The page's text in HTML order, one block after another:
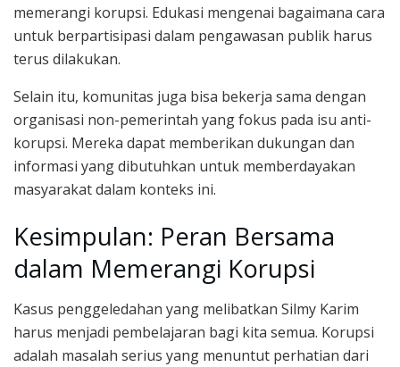
memerangi korupsi. Edukasi mengenai bagaimana cara
untuk berpartisipasi dalam pengawasan publik harus
terus dilakukan.
Selain itu, komunitas juga bisa bekerja sama dengan
organisasi non-pemerintah yang fokus pada isu anti-
korupsi. Mereka dapat memberikan dukungan dan
informasi yang dibutuhkan untuk memberdayakan
masyarakat dalam konteks ini.
Kesimpulan: Peran Bersama
dalam Memerangi Korupsi
Kasus penggeledahan yang melibatkan Silmy Karim
harus menjadi pembelajaran bagi kita semua. Korupsi
adalah masalah serius yang menuntut perhatian dari